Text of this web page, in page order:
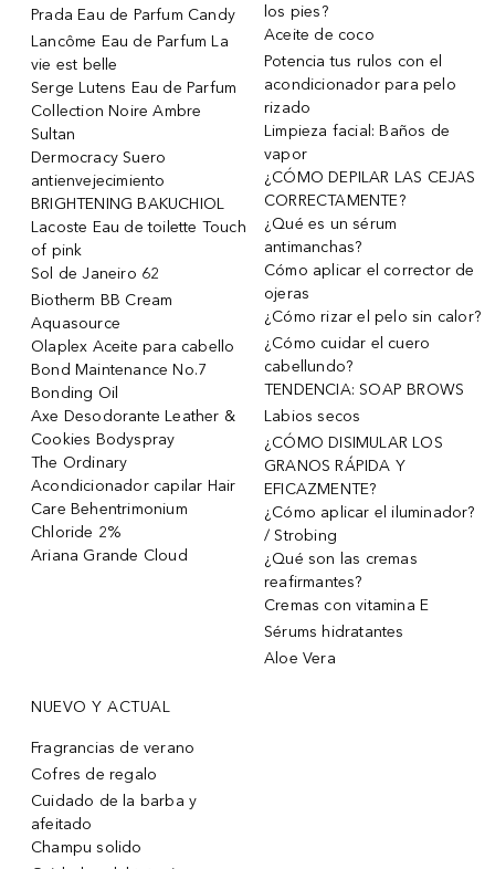
Prada Eau de Parfum Candy
Lancôme Eau de Parfum La
vie est belle
Serge Lutens Eau de Parfum
Collection Noire Ambre
Sultan
Dermocracy Suero
antienvejecimiento
BRIGHTENING BAKUCHIOL
Lacoste Eau de toilette Touch
of pink
Sol de Janeiro 62
Biotherm BB Cream
Aquasource
Olaplex Aceite para cabello
Bond Maintenance No.7
Bonding Oil
Axe Desodorante Leather &
Cookies Bodyspray
The Ordinary
Acondicionador capilar Hair
Care Behentrimonium
Chloride 2%
Ariana Grande Cloud
los pies?
Aceite de coco
Potencia tus rulos con el
acondicionador para pelo
rizado
Limpieza facial: Baños de
vapor
¿CÓMO DEPILAR LAS CEJAS
CORRECTAMENTE?
¿Qué es un sérum
antimanchas?
Cómo aplicar el corrector de
ojeras
¿Cómo rizar el pelo sin calor?
¿Cómo cuidar el cuero
cabellundo?
TENDENCIA: SOAP BROWS
Labios secos
¿CÓMO DISIMULAR LOS
GRANOS RÁPIDA Y
EFICAZMENTE?
¿Cómo aplicar el iluminador?
/ Strobing
¿Qué son las cremas
reafirmantes?
Cremas con vitamina E
Sérums hidratantes
Aloe Vera
NUEVO Y ACTUAL
Fragrancias de verano
Cofres de regalo
Cuidado de la barba y
afeitado
Champu solido